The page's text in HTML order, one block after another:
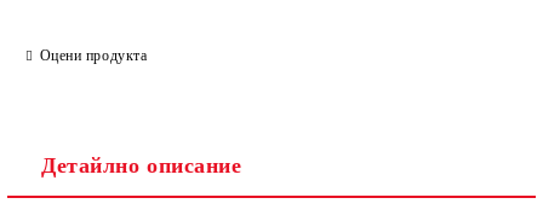
Оцени продукта
Детайлно описание